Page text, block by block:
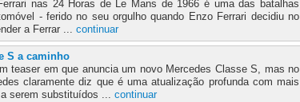
nas 24 Horas de Le Mans de 1966 é uma das batalhas
- ferido no seu orgulho quando Enzo Ferrari decidiu no
a Ferrar ... continuar
S a caminho
teaser em que anuncia um novo Mercedes Classe S, mas no
claramente diz que é uma atualização profunda com mais
serem substituídos ... continuar